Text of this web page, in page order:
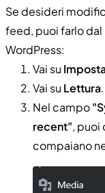
Se desideri
feed, puoi farlo
WordPress:
Vai su
Vai su Lettura.
Nel campo
recent", puoi
compaiano